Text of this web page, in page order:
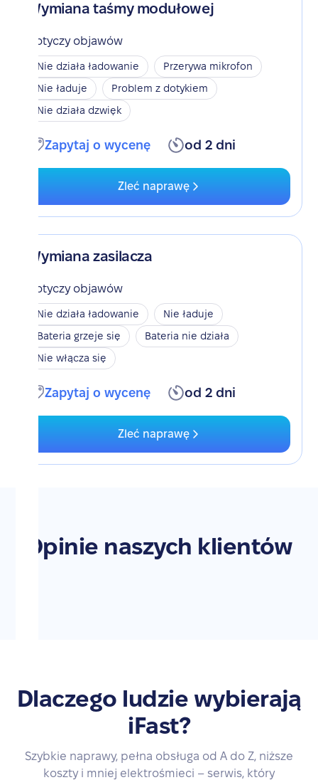
Wymiana taśmy modułowej
Dotyczy objawów
Nie działa ładowanie
Przerywa mikrofon
Nie ładuje
Problem z dotykiem
Nie działa dzwięk
Zapytaj o wycenę od 2 dni
Zleć naprawę
Wymiana zasilacza
Dotyczy objawów
Nie działa ładowanie
Nie ładuje
Bateria grzeje się
Bateria nie działa
Nie włącza się
Zapytaj o wycenę od 2 dni
Zleć naprawę
Opinie naszych klientów
Dlaczego ludzie wybierają
iFast?
Szybkie naprawy, pełna obsługa od A do Z, niższe
koszty i mniej elektrośmieci – serwis, który